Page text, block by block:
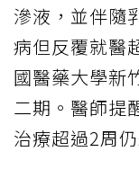
滲液，並伴隨
病但反覆就醫
國醫藥大學新
二期。醫師提
治療超過2周